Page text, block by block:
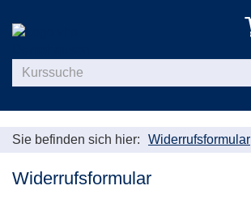
Sie befinden sich hier: Widerrufsformular
Widerrufsformular